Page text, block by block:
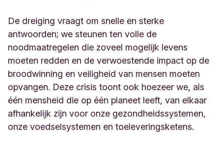
De dreiging vraagt om snelle en sterke
antwoorden; we steunen ten volle de
noodmaatregelen die zoveel mogelijk levens
moeten redden en de verwoestende impact op de
broodwinning en veiligheid van mensen moeten
opvangen. Deze crisis toont ook hoezeer we, als
één mensheid die op één planeet leeft, van elkaar
afhankelijk zijn voor onze gezondheidssystemen,
onze voedselsystemen en toeleveringsketens.